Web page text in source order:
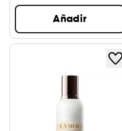
Añadir